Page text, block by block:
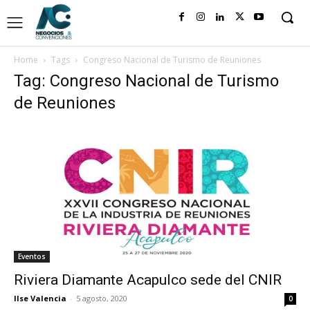
Home Tags Congreso Nacional de Turismo de Reuniones
Tag: Congreso Nacional de Turismo
de Reuniones
Eventos
Riviera Diamante Acapulco sede del CNIR
Ilse Valencia - 5 agosto, 2020 0